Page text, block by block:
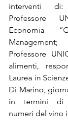
interventi di:
Professore
Economia
Professore
alimenti,
Laurea in
Di Marino,
in termini
numeri del vino